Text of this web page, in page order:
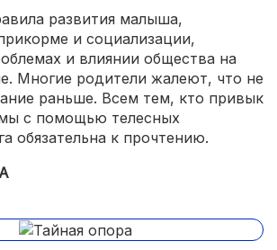
развития малыша,
и социализации,
и влиянии общества на
Многие родители жалеют, что не
раньше. Всем тем, кто привык
с помощью телесных
обязательна к прочтению.